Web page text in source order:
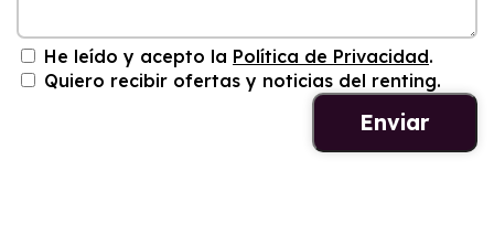
He leído y acepto la Política de Privacidad.
Quiero recibir ofertas y noticias del renting.